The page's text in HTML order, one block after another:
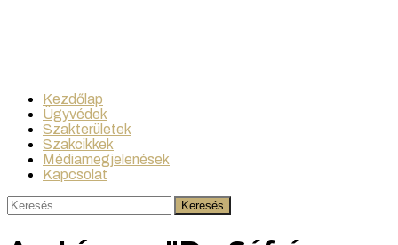
Kezdőlap
Ügyvédek
Szakterületek
Szakcikkek
Médiamegjelenések
Kapcsolat
Keresés